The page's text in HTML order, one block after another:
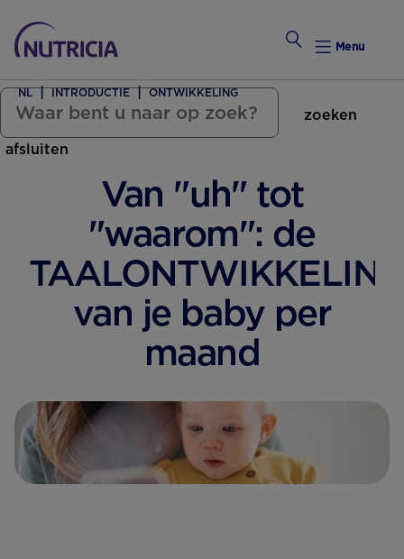
Zwanger Worden
Menu
zoeken
afsluiten
Van "uh" tot
"waarom": de
van je baby per
maand
NL INTRODUCTIE ONTWIKKELING